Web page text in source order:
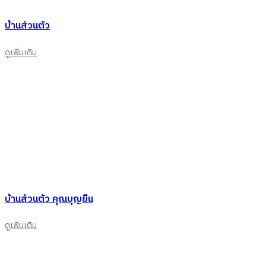
บ้านส่วนตัว
ดูเพิ่มเติม
บ้านส่วนตัว คุณบุญยืน
ดูเพิ่มเติม